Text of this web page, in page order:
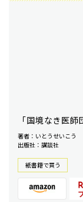
「国境なき医
著者：いとうせいこう
出版社：講談社
紙書籍で買う